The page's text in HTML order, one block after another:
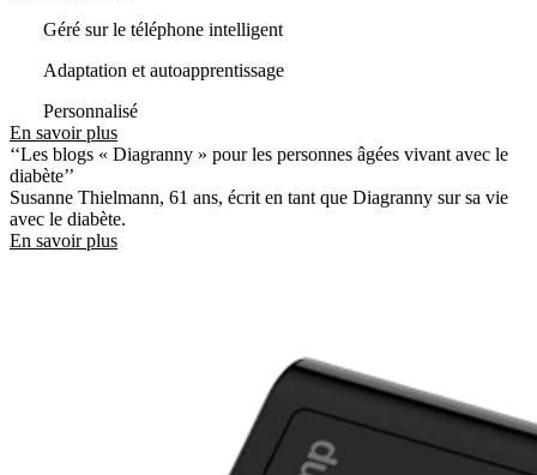
Géré sur le téléphone intelligent
Adaptation et autoapprentissage
Personnalisé
En savoir plus
‘‘Les blogs « Diagranny » pour les personnes âgées vivant avec le
diabète’’
Susanne Thielmann, 61 ans, écrit en tant que Diagranny sur sa vie
avec le diabète.
En savoir plus